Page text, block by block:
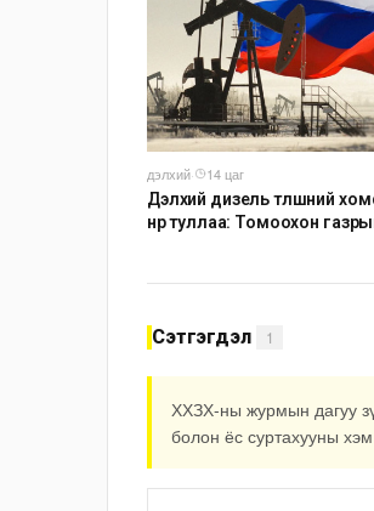
дэлхий·
14 цаг
Дэлхий дизель түлшний
нүүр туллаа: Томоохон
Сэтгэгдэл 1
ХХЗХ-ны журмын дагуу
болон ёс суртахууны хэм